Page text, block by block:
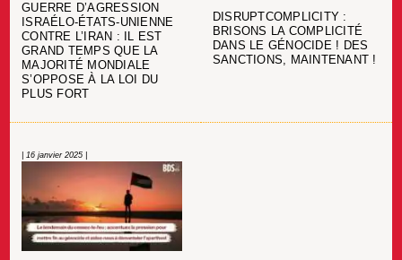
GUERRE D’AGRESSION
ISRAÉLO-ÉTATS-UNIENNE
CONTRE L’IRAN : IL EST
GRAND TEMPS QUE LA
MAJORITÉ MONDIALE
S’OPPOSE À LA LOI DU
PLUS FORT
DISRUPTCOMPLICITY :
BRISONS LA COMPLICITÉ
DANS LE GÉNOCIDE ! DES
SANCTIONS, MAINTENANT !
| 16 janvier 2025 |